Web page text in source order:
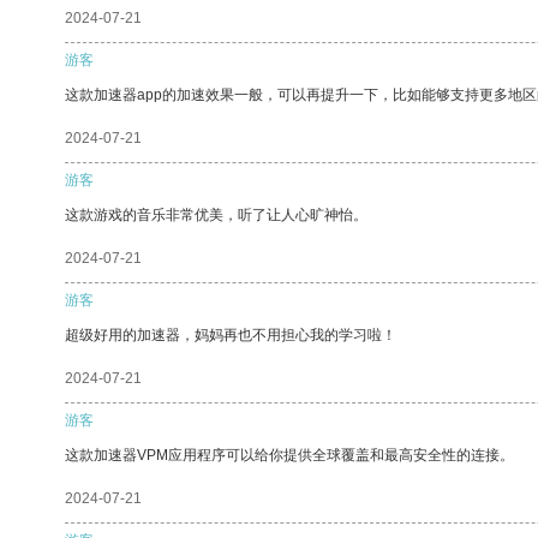
2024-07-21
游客
这款加速器app的加速效果一般，可以再提升一下，比如能够支持更多地区
2024-07-21
游客
这款游戏的音乐非常优美，听了让人心旷神怡。
2024-07-21
游客
超级好用的加速器，妈妈再也不用担心我的学习啦！
2024-07-21
游客
这款加速器VPM应用程序可以给你提供全球覆盖和最高安全性的连接。
2024-07-21